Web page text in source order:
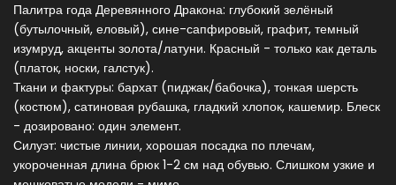
Палитра года Деревянного Дракона: глубокий зелёный
(бутылочный, еловый), сине-сапфировый, графит, темный
изумруд, акценты золота/латуни. Красный - только как деталь
(платок, носки, галстук).
Ткани и фактуры: бархат (пиджак/бабочка), тонкая шерсть
(костюм), сатиновая рубашка, гладкий хлопок, кашемир. Блеск
- дозировано: один элемент.
Силуэт: чистые линии, хорошая посадка по плечам,
укороченная длина брюк 1-2 см над обувью. Слишком узкие и